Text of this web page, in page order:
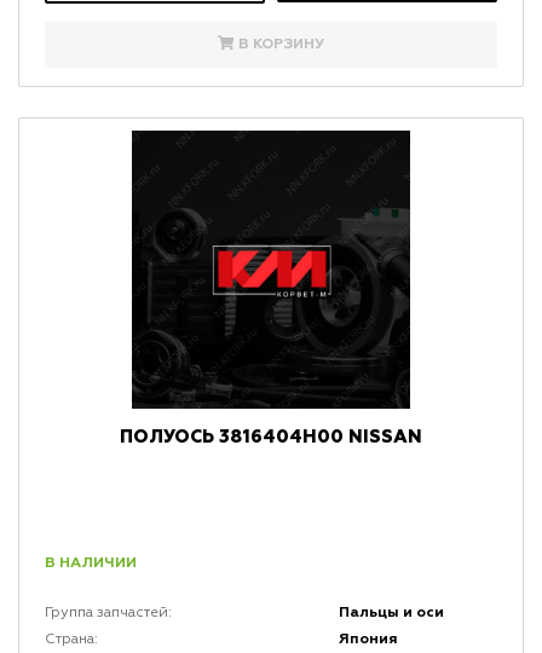
В КОРЗИНУ
ПОЛУОСЬ 3816404H00 NISSAN
В НАЛИЧИИ
Группа запчастей: Пальцы и оси
Страна: Япония